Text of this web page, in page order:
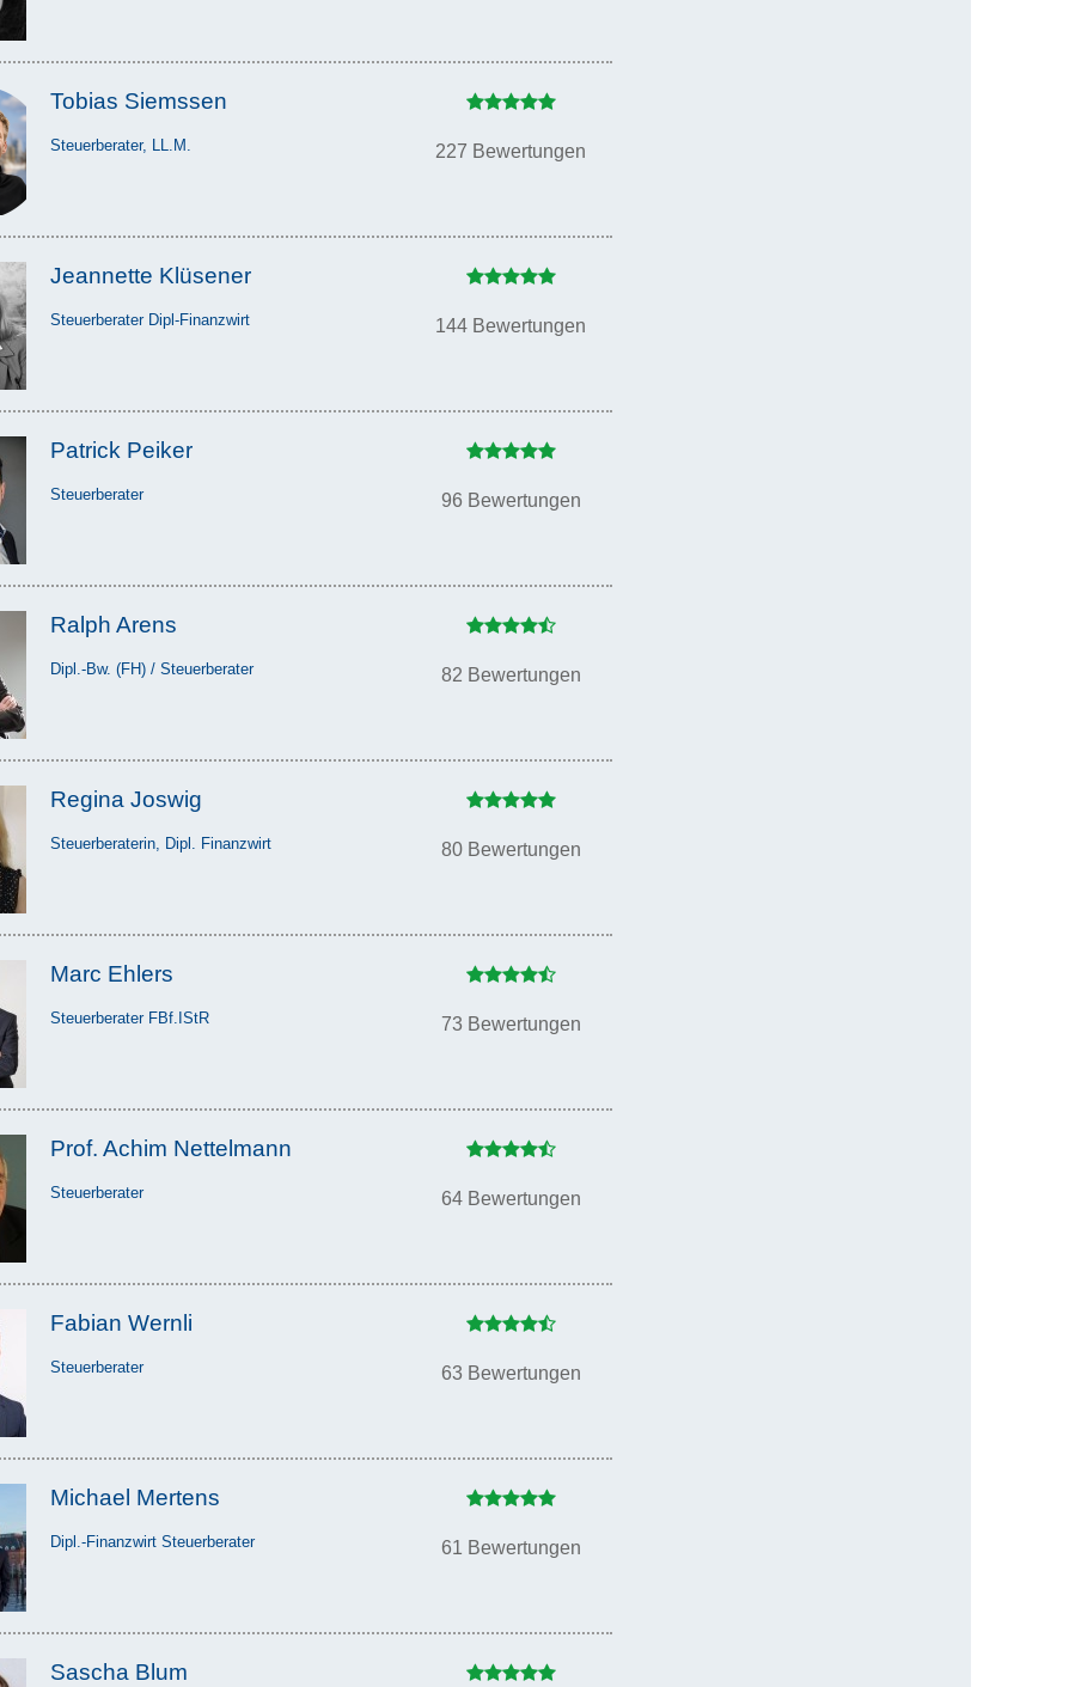
Tobias Siemssen
Steuerberater, LL.M. 227 Bewertungen
Jeannette Klüsener
Steuerberater Dipl-Finanzwirt 144 Bewertungen
Patrick Peiker
Steuerberater 96 Bewertungen
Ralph Arens
Dipl.-Bw. (FH) / Steuerberater 82 Bewertungen
Regina Joswig
Steuerberaterin, Dipl. Finanzwirt 80 Bewertungen
Marc Ehlers
Steuerberater FBf.IStR 73 Bewertungen
Prof. Achim Nettelmann
Steuerberater 64 Bewertungen
Fabian Wernli
Steuerberater 63 Bewertungen
Michael Mertens
Dipl.-Finanzwirt Steuerberater 61 Bewertungen
Sascha Blum